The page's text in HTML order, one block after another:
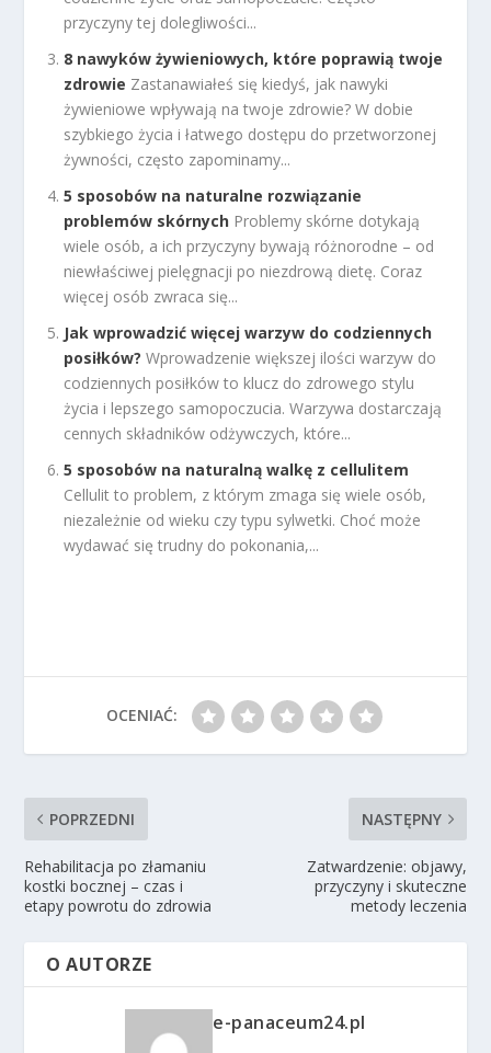
przyczyny tej dolegliwości...
8 nawyków żywieniowych, które poprawią twoje
zdrowie Zastanawiałeś się kiedyś, jak nawyki
żywieniowe wpływają na twoje zdrowie? W dobie
szybkiego życia i łatwego dostępu do przetworzonej
żywności, często zapominamy...
5 sposobów na naturalne rozwiązanie
problemów skórnych Problemy skórne dotykają
wiele osób, a ich przyczyny bywają różnorodne – od
niewłaściwej pielęgnacji po niezdrową dietę. Coraz
więcej osób zwraca się...
Jak wprowadzić więcej warzyw do codziennych
posiłków? Wprowadzenie większej ilości warzyw do
codziennych posiłków to klucz do zdrowego stylu
życia i lepszego samopoczucia. Warzywa dostarczają
cennych składników odżywczych, które...
5 sposobów na naturalną walkę z cellulitem
Cellulit to problem, z którym zmaga się wiele osób,
niezależnie od wieku czy typu sylwetki. Choć może
wydawać się trudny do pokonania,...
OCENIAĆ:
POPRZEDNI
Rehabilitacja po złamaniu
kostki bocznej – czas i
etapy powrotu do zdrowia
NASTĘPNY
Zatwardzenie: objawy,
przyczyny i skuteczne
metody leczenia
O AUTORZE
e-panaceum24.pl